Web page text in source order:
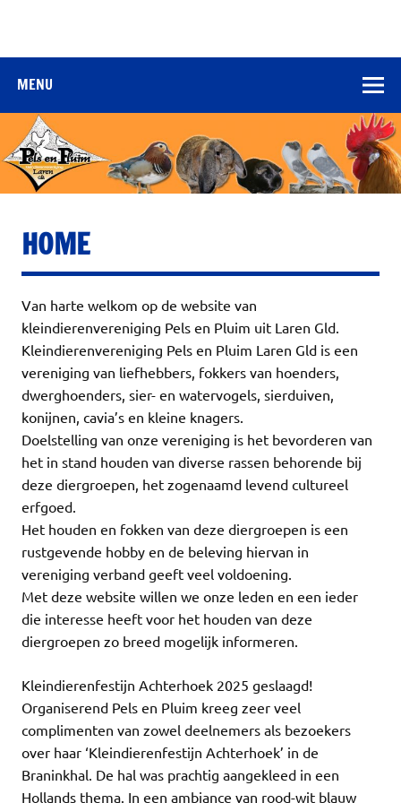
MENU
HOME
Van harte welkom op de website van
kleindierenvereniging Pels en Pluim uit Laren Gld.
Kleindierenvereniging Pels en Pluim Laren Gld is een
vereniging van liefhebbers, fokkers van hoenders,
dwerghoenders, sier- en watervogels, sierduiven,
konijnen, cavia’s en kleine knagers.
Doelstelling van onze vereniging is het bevorderen van
het in stand houden van diverse rassen behorende bij
deze diergroepen, het zogenaamd levend cultureel
erfgoed.
Het houden en fokken van deze diergroepen is een
rustgevende hobby en de beleving hiervan in
vereniging verband geeft veel voldoening.
Met deze website willen we onze leden en een ieder
die interesse heeft voor het houden van deze
diergroepen zo breed mogelijk informeren.
Kleindierenfestijn Achterhoek 2025 geslaagd!
Organiserend Pels en Pluim kreeg zeer veel
complimenten van zowel deelnemers als bezoekers
over haar ‘Kleindierenfestijn Achterhoek’ in de
Braninkhal. De hal was prachtig aangekleed in een
Hollands thema. In een ambiance van rood-wit blauw